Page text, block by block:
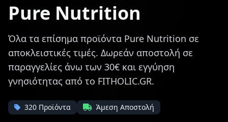
Pure Nutrition
Όλα τα επίσημα προϊόντα Pure Nutrition σε
αποκλειστικές τιμές. Δωρεάν αποστολή σε
παραγγελίες άνω των 30€ και εγγύηση
γνησιότητας από το FITHOLIC.GR.
320 Προϊόντα Άμεση Αποστολή